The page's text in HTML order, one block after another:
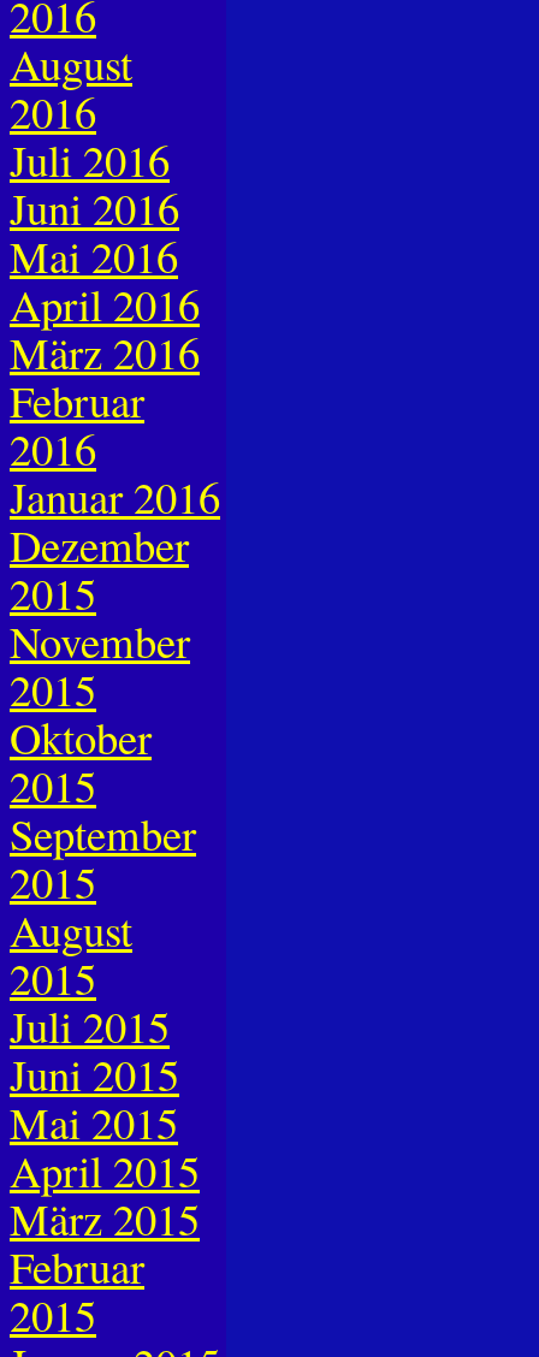
2016
August
2016
Juli 2016
Juni 2016
Mai 2016
April 2016
März 2016
Februar
2016
Januar 2016
Dezember
2015
November
2015
Oktober
2015
September
2015
August
2015
Juli 2015
Juni 2015
Mai 2015
April 2015
März 2015
Februar
2015